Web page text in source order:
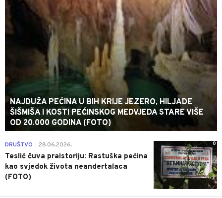
NAJDUŽA PEĆINA U BIH KRIJE JEZERO, HILJADE
ŠIŠMIŠA I KOSTI PEĆINSKOG MEDVJEDA STARE VIŠE
OD 20.000 GODINA (FOTO)
0
DRUŠTVO 28.06.2026.
Teslić čuva praistoriju: Rastuška pećina
kao svjedok života neandertalaca
(FOTO)